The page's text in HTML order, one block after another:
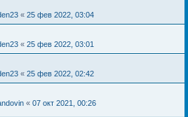
« 25 фев 2022, 03:04
« 25 фев 2022, 03:01
« 25 фев 2022, 02:42
« 07 окт 2021, 00:26